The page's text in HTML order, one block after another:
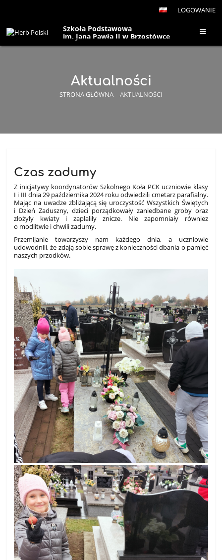
LOGOWANIE
Szkoła Podstawowa
im. Jana Pawła II w Brzostówce
Aktualności
STRONA GŁÓWNA AKTUALNOŚCI
Czas zadumy
Z inicjatywy koordynatorów Szkolnego Koła PCK uczniowie klasy
I i III dnia 29 października 2024 roku odwiedzili cmetarz parafialny.
Mając na uwadze zbliżającą się uroczystość Wszystkich Świętych
i Dzień Zaduszny, dzieci porządkowały zaniedbane groby oraz
złożyły kwiaty i zaplaliły znicze. Nie zapomniały równiez
o modlitwie i chwili zadumy.
Przemijanie towarzyszy nam każdego dnia, a uczniowie
udowodnili, że zdają sobie sprawę z konieczności dbania o pamięć
naszych przodków.